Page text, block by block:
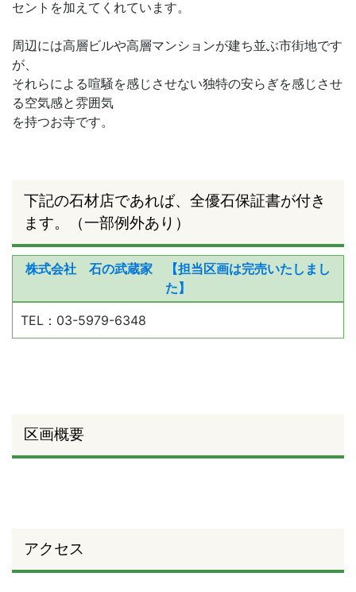
セントを加えてくれています。
周辺には高層ビルや高層マンションが建ち並ぶ市街地です
が、
それらによる喧騒を感じさせない独特の安らぎを感じさせ
る空気感と雰囲気
を持つお寺です。
下記の石材店であれば、全優石保証書が付き
ます。（一部例外あり）
株式会社 石の武蔵家 【担当区画は完売いたしまし
た】
TEL：03-5979-6348
区画概要
アクセス